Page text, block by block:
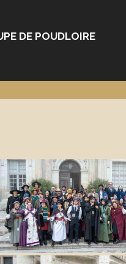
DE POUDLOIRE